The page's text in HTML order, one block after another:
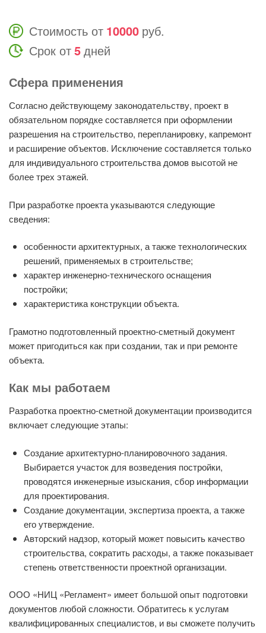
Стоимость от 10000 руб.
Срок от5дней
Сфера применения
Согласно действующему законодательству, проект в
обязательном порядке составляется при оформлении
разрешения на строительство, перепланировку, капремонт
и расширение объектов. Исключение составляется только
для индивидуального строительства домов высотой не
более трех этажей.
При разработке проекта указываются следующие
сведения:
особенности архитектурных, а также технологических
решений, применяемых в строительстве;
характер инженерно-технического оснащения
постройки;
характеристика конструкции объекта.
Грамотно подготовленный проектно-сметный документ
может пригодиться как при создании, так и при ремонте
объекта.
Как мы работаем
Разработка проектно-сметной документации производится
включает следующие этапы:
Создание архитектурно-планировочного задания.
Выбирается участок для возведения постройки,
проводятся инженерные изыскания, сбор информации
для проектирования.
Создание документации, экспертиза проекта, а также
его утверждение.
Авторский надзор, который может повысить качество
строительства, сократить расходы, а также показывает
степень ответственности проектной организации.
ООО «НИЦ «Регламент» имеет большой опыт подготовки
документов любой сложности. Обратитесь к услугам
квалифицированных специалистов, и вы сможете получить